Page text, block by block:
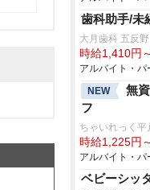
歯科助手/未
大月歯科 五反野
時給1,410円
アルバイト・パ
NEW
無
フ
ちゃいれっく平
時給1,225円～
アルバイト・パ
ベビーシッ